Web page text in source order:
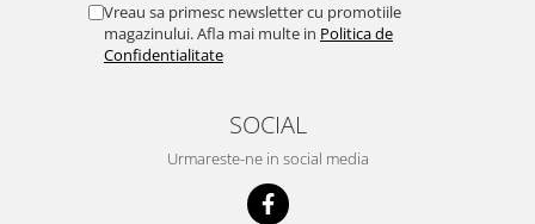
Vreau sa primesc newsletter cu promotiile
magazinului. Afla mai multe in Politica de
Confidentialitate
SOCIAL
Urmareste-ne in social media